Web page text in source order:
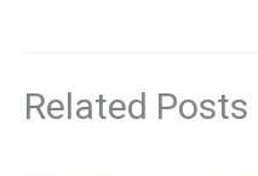
Related Posts